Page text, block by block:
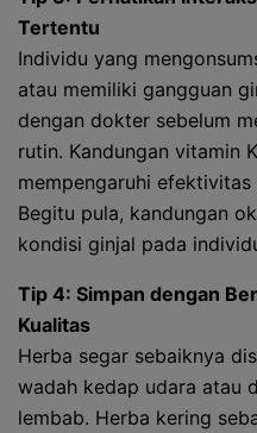
Tertentu
Individu yang
atau memiliki gangguan
dengan dokter sebelum
rutin. Kandungan vitamin
mempengaruhi
Begitu pula, kandungan
kondisi ginjal pada
Tip 4: Simpan dengan
Kualitas
Herba segar sebaiknya
wadah kedap udara atau
lembab. Herba kering